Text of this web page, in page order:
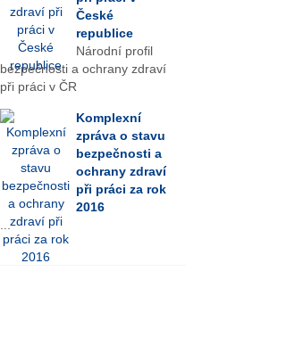
České
republice
Národní profil
bezpečnosti a ochrany zdraví
při práci v ČR
Komplexní
zpráva o stavu
bezpečnosti a
ochrany zdraví
při práci za rok
2016
...